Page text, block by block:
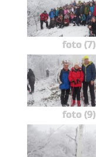
foto (7)
foto (9)